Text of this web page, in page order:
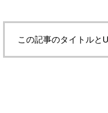
この記事のタイトルと